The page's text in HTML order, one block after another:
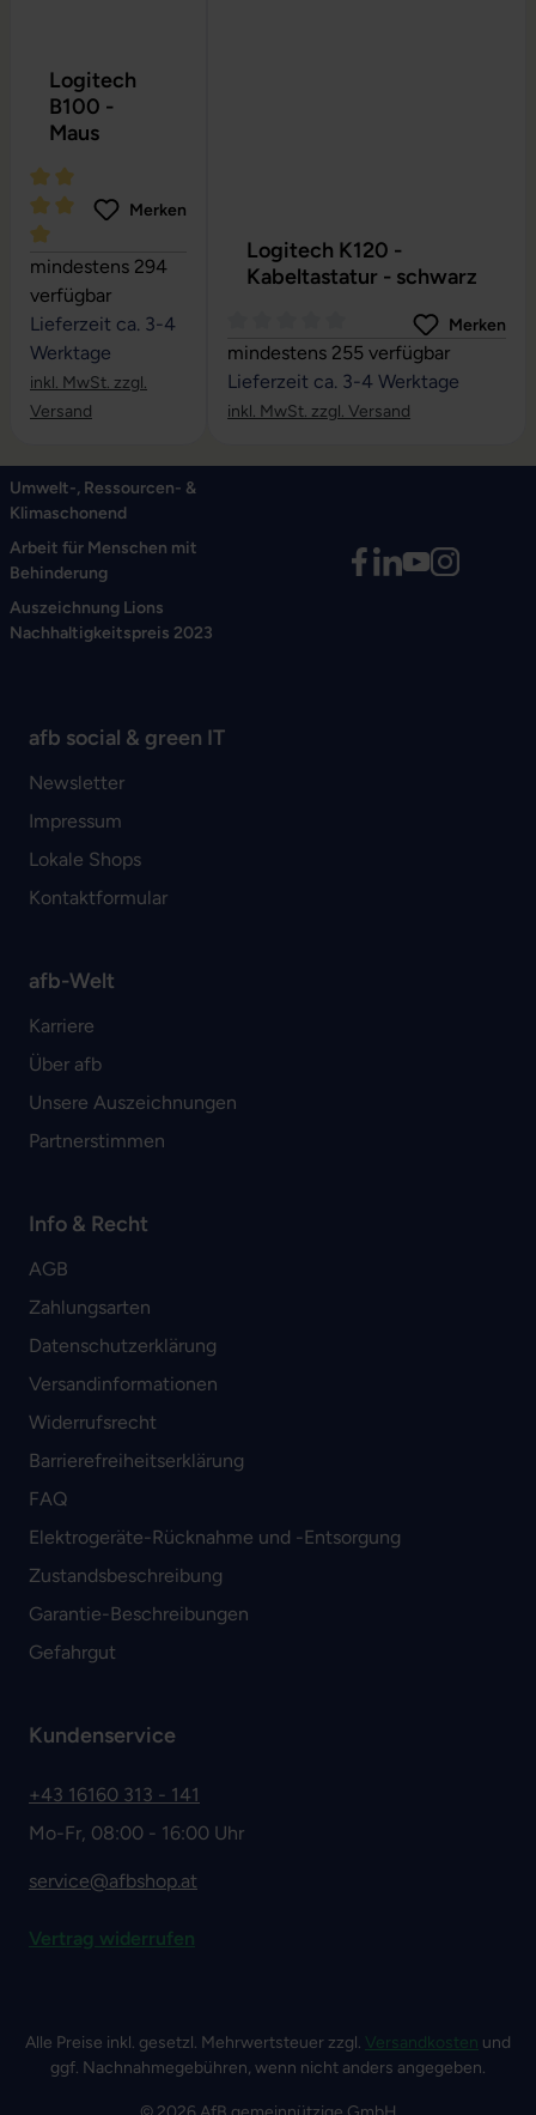
Logitech
B100 -
Maus
Durchschnittliche Bewertung von 5 von 5 Sternen
Merken
mindestens 294
verfügbar
Lieferzeit ca. 3-4
Werktage
inkl. MwSt. zzgl.
Versand
Logitech K120 -
Kabeltastatur - schwarz
Durchschnittliche Bewertung von 0
Merken
mindestens 255 verfügbar
Lieferzeit ca. 3-4 Werktage
inkl. MwSt. zzgl. Versand
Umwelt-, Ressourcen- &
Klimaschonend
Arbeit für Menschen mit
Behinderung
Auszeichnung Lions
Nachhaltigkeitspreis 2023
afb social & green IT
Newsletter
Impressum
Lokale Shops
Kontaktformular
afb-Welt
Karriere
Über afb
Unsere Auszeichnungen
Partnerstimmen
Info & Recht
AGB
Zahlungsarten
Datenschutzerklärung
Versandinformationen
Widerrufsrecht
Barrierefreiheitserklärung
FAQ
Elektrogeräte-Rücknahme und -Entsorgung
Zustandsbeschreibung
Garantie-Beschreibungen
Gefahrgut
Kundenservice
+43 16160 313 - 141
Mo-Fr, 08:00 - 16:00 Uhr
service@afbshop.at
Vertrag widerrufen
Alle Preise inkl. gesetzl. Mehrwertsteuer zzgl. Versandkosten und
ggf. Nachnahmegebühren, wenn nicht anders angegeben.